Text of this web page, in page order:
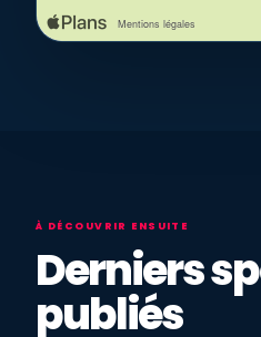
À DÉCOUVRIR ENSUITE
Derniers
publiés